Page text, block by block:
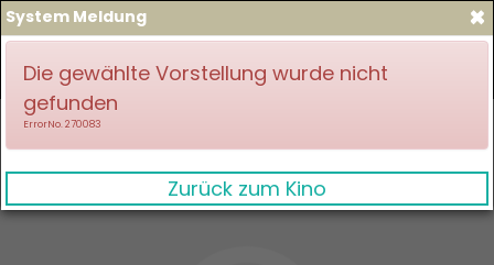
×
System Meldung
Die gewählte Vorstellung wurde nicht
gefunden
ErrorNo. 270083
Zurück zum Kino